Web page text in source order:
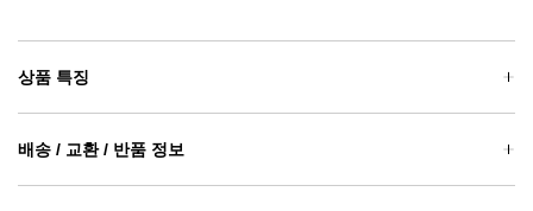
상품 특징
배송 / 교환 / 반품 정보